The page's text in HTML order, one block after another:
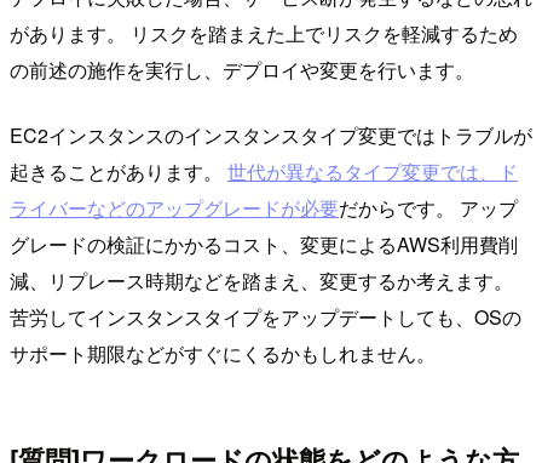
があります。 リスクを踏まえた上でリスクを軽減するため
の前述の施作を実行し、デプロイや変更を行います。
EC2インスタンスのインスタンスタイプ変更ではトラブルが
起きることがあります。 世代が異なるタイプ変更では、ド
ライバーなどのアップグレードが必要だからです。 アップ
グレードの検証にかかるコスト、変更によるAWS利用費削
減、リプレース時期などを踏まえ、変更するか考えます。
苦労してインスタンスタイプをアップデートしても、OSの
サポート期限などがすぐにくるかもしれません。